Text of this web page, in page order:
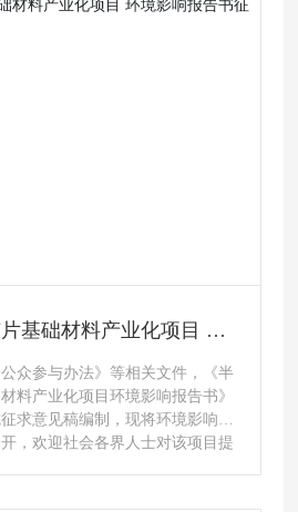
基础材料产业化项目 环
意见稿公示
众参与办法》等相关文件，《半
料产业化项目环境影响报告书》
求意见稿编制，现将环境影响评
，欢迎社会各界人士对该项目提